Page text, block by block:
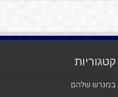
קטגוריות
במגרש שלהם